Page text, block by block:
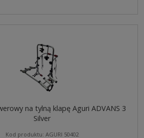
na tylną klapę Aguri ADVANS 3
Silver
Kod produktu: AGURI 50402